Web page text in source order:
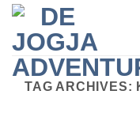
Skip
content
TAG ARCHIVES: